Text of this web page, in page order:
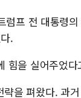
, 대한민국 다음
프 전 대통령
.
힘을 실어주었
을 펴왔다. 과